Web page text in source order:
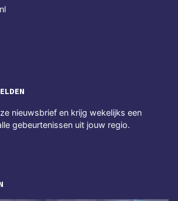
nieuwsbrief en krijg wekelijks een
gebeurtenissen uit jouw regio.